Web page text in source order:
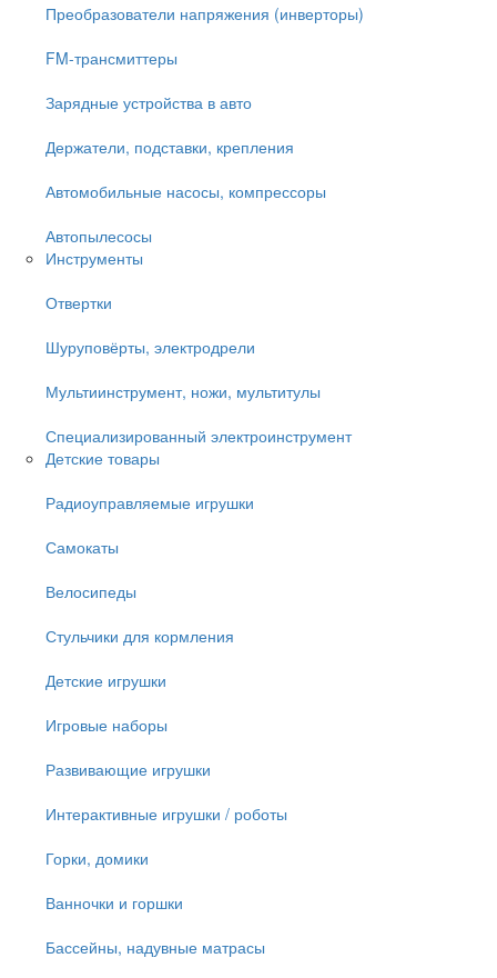
Преобразователи напряжения (инверторы)
FM-трансмиттеры
Зарядные устройства в авто
Держатели, подставки, крепления
Автомобильные насосы, компрессоры
Автопылесосы
Инструменты
Отвертки
Шуруповёрты, электродрели
Мультиинструмент, ножи, мультитулы
Специализированный электроинструмент
Детские товары
Радиоуправляемые игрушки
Самокаты
Велосипеды
Стульчики для кормления
Детские игрушки
Игровые наборы
Развивающие игрушки
Интерактивные игрушки / роботы
Горки, домики
Ванночки и горшки
Бассейны, надувные матрасы